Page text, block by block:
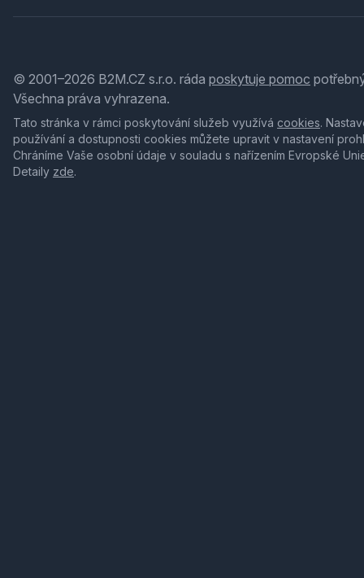
© 2001–2026 B2M.CZ s.r.o. ráda poskytuje pomoc
Všechna práva vyhrazena.
Tato stránka v rámci poskytování služeb využívá cookies.
používání a dostupnosti cookies můžete upravit v nastavení
Chráníme Vaše osobní údaje v souladu s nařízením Evropské
Detaily zde.